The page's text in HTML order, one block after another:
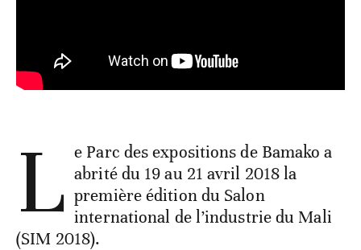
L e Parc des expositions de Bamako a
abrité du 19 au 21 avril 2018 la
première édition du Salon
international de l’industrie du Mali
(SIM 2018).